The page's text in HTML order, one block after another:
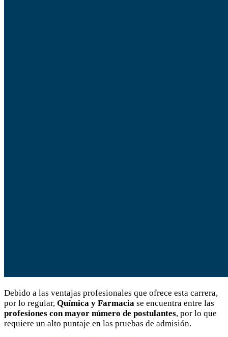
Debido a las ventajas profesionales que ofrece esta carrera,
por lo regular, Química y Farmacia se encuentra entre las
profesiones con mayor número de postulantes, por lo que
requiere un alto puntaje en las pruebas de admisión.